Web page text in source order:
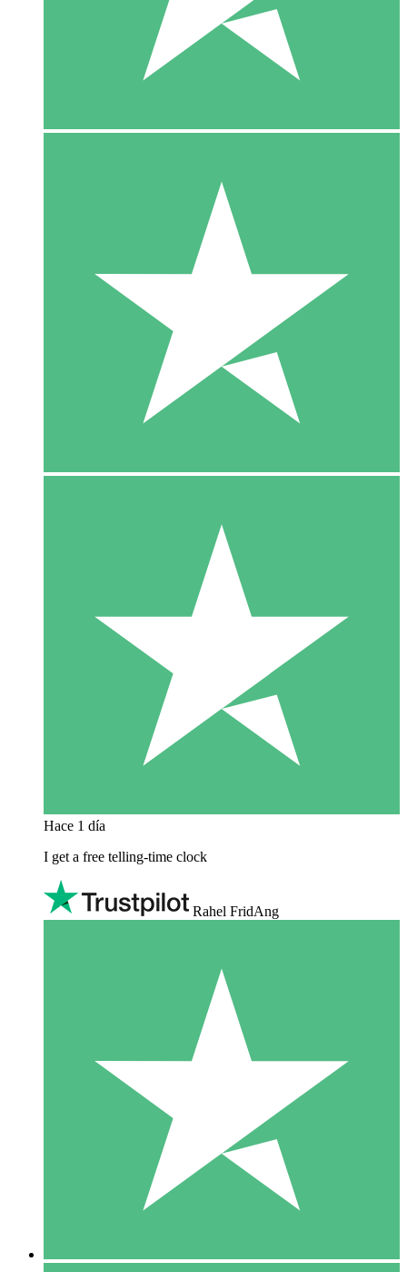
Hace 1 día
I get a free telling-time clock
Rahel FridAng